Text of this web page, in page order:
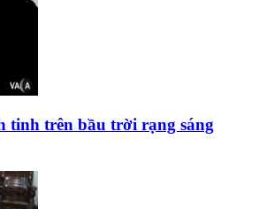
tinh trên bầu trời rạng sáng